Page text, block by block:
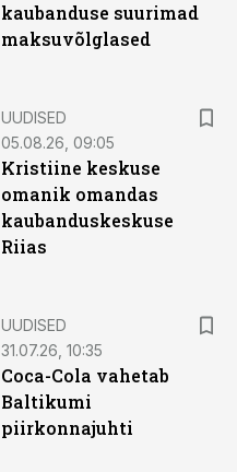
kaubanduse suurimad
maksuvõlglased
UUDISED
05.08.26, 09:05
Kristiine keskuse
omanik omandas
kaubanduskeskuse
Riias
UUDISED
31.07.26, 10:35
Coca-Cola vahetab
Baltikumi
piirkonnajuhti